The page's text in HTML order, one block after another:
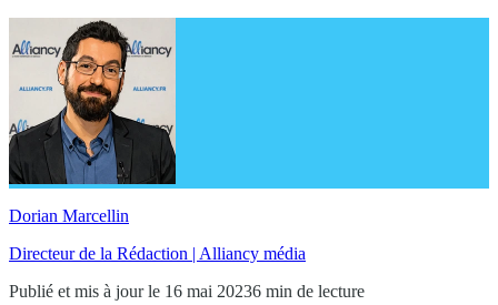
Dorian Marcellin
Directeur de la Rédaction | Alliancy média
Publié et mis à jour le 16 mai 20236 min de lecture